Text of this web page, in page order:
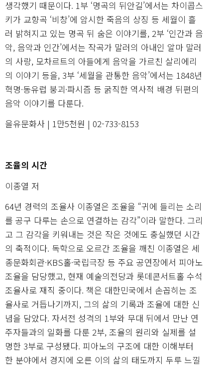
생각했기 때문이다. 1부 ‘명곡의 뒤안길’에서는 차이콥스
키가 교향곡 ‘비창’에 암시한 죽음의 상징 등 세월이 흘
러 밝혀지고 있는 명곡 뒤 숨은 이야기를, 2부 ‘인간과 음
악, 음악과 인간’에서는 작곡가 말러의 아내인 알마 말러
의 사랑, 모차르트의 아들에게 음악을 가르친 살리에리
의 이야기 등을, 3부 ‘세월을 관통한 음악’에서는 1848년
혁명·동유럽 붕괴·파시즘 등 굵직한 역사적 배경 뒤편의
음악 이야기를 다룬다.
을유문화사 | 1만5천원 | 02-733-8153
조율의 시간
이종열 저
64년 경력의 조율사 이종열은 조율을 “귀에 들리는 소리
를 공구 다루는 손으로 연결하는 감각”이라 말한다. 그리
고 그 감각을 키워내는 것은 작은 것에도 충실했던 시간
의 축적이다. 독학으로 오르간 조율을 깨친 이종열은 세
종문화회관·KBS홀·국립극장 등 주요 공연장에서 피아노
조율을 담당했고, 현재 예술의전당과 롯데콘서트홀 수석
조율사로 재직 중이다. 책은 대한민국에서 손꼽히는 조
율사로 거듭나기까지, 그의 삶의 기록과 조율에 대한 신
념을 담았다. 자서전 성격의 1부와 무대 뒤에서 만난 연
주자들과의 일화를 다룬 2부, 조율의 원리와 실제를 설
명한 3부로 구성됐다. 피아노의 구조에 대한 이해부터
한 분야에서 경지에 오른 이의 삶의 태도까지 두루 느낄